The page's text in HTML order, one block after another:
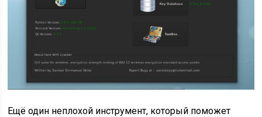
Ещё один неплохой инструмент, который поможет